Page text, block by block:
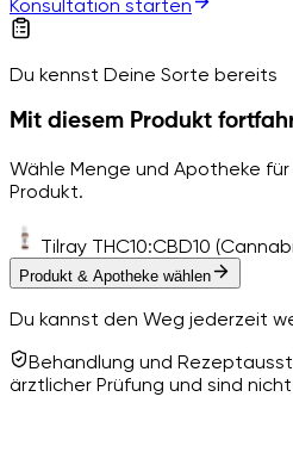
Konsultation starten
Du kennst Deine Sorte bereits
Mit diesem Produkt
Wähle Menge und Apotheke
Produkt.
Tilray THC10:CBD10
Produkt & Apotheke wählen
Du kannst den Weg jederzeit
Behandlung und
ärztlicher Prüfung und sind